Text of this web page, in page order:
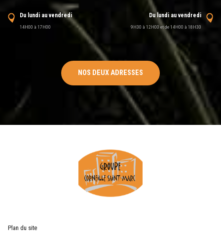
Du lundi au vendredi
14H00 à 17H00
NOS DEUX ADRESSES
Du lundi au vendredi
9H30 à 12H00 et de 14H00 à 18H30
Plan du site